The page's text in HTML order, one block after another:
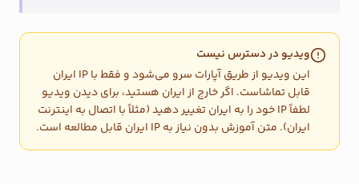
ویدیو در دسترس نیست
این ویدیو از طریق آپارات سرو می‌شود و فقط با IP ایران
قابل تماشاست. اگر خارج از ایران هستید، برای دیدن ویدیو
لطفاً IP خود را به ایران تغییر دهید (مثلاً با اتصال به اینترنت
ایران). متن آموزش بدون نیاز به IP ایران قابل مطالعه است.